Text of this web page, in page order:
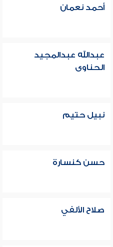
أحمد نعمان
عبدالله عبدالمجيد
الحناوى
نبيل حتيم
حسن كنسارة
صلاح الألفي